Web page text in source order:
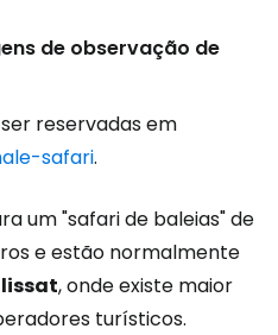
de observação de
reservadas em
safari.
um "safari de baleias" de
e estão normalmente
, onde existe maior
turísticos.